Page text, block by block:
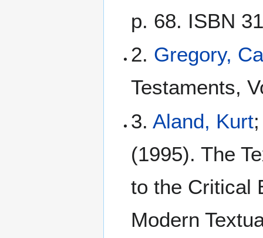
p. 68. ISBN
2. Gregory,
Testaments,
3. Aland, Kurt
(1995). The
to the Critical
Modern